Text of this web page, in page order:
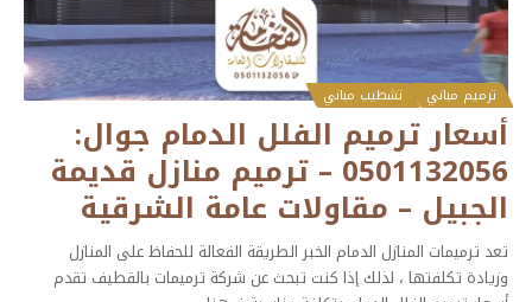
ترميم مباني تشطيب مباني
أسعار ترميم الفلل الدمام جوال:
0501132056 – ترميم منازل قديمة
الجبيل – مقاولات عامة الشرقية
تعد ترميمات المنازل الدمام الخبر الطريقة الفعالة للحفاظ على المنازل
وزيادة تكلفتها ، لذلك إذا كنت تبحث عن شركة ترميمات بالقطيف تقدم